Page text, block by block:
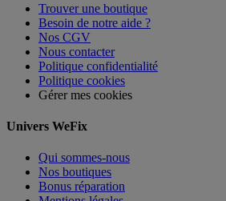
Trouver une boutique
Besoin de notre aide ?
Nos CGV
Nous contacter
Politique confidentialité
Politique cookies
Gérer mes cookies
Univers WeFix
Qui sommes-nous
Nos boutiques
Bonus réparation